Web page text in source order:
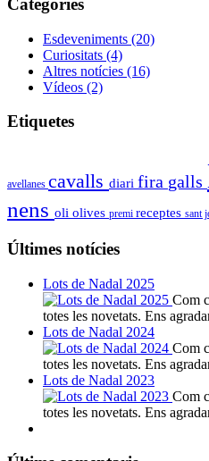
Categoríes
Esdeveniments (20)
Curiositats (4)
Altres notícies (16)
Vídeos (2)
Etiquetes
avellanes cavalls diari fira galls
nens oli olives premi receptes sant
Últimes notícies
Lots de Nadal 2025
Com
totes les novetats. Ens
Lots de Nadal 2024
Com
totes les novetats. Ens
Lots de Nadal 2023
Com
totes les novetats. Ens